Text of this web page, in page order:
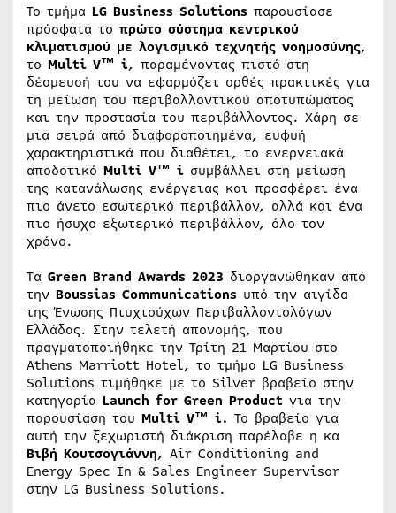
Το τμήμα LG Business Solutions παρουσίασε
πρόσφατα το πρώτο σύστημα κεντρικού
κλιματισμού με λογισμικό τεχνητής νοημοσύνης,
το Multi V™ i, παραμένοντας πιστό στη
δέσμευσή του να εφαρμόζει ορθές πρακτικές για
τη μείωση του περιβαλλοντικού αποτυπώματος
και την προστασία του περιβάλλοντος. Χάρη σε
μια σειρά από διαφοροποιημένα, ευφυή
χαρακτηριστικά που διαθέτει, το ενεργειακά
αποδοτικό Multi V™ i συμβάλλει στη μείωση
της κατανάλωσης ενέργειας και προσφέρει ένα
πιο άνετο εσωτερικό περιβάλλον, αλλά και ένα
πιο ήσυχο εξωτερικό περιβάλλον, όλο τον
χρόνο.
Τα Green Brand Awards 2023 διοργανώθηκαν από
την Boussias Communications υπό την αιγίδα
της Ένωσης Πτυχιούχων Περιβαλλοντολόγων
Ελλάδας. Στην τελετή απονομής, που
πραγματοποιήθηκε την Τρίτη 21 Μαρτίου στο
Athens Marriott Hotel, το τμήμα LG Business
Solutions τιμήθηκε με το Silver βραβείο στην
κατηγορία Launch for Green Product για την
παρουσίαση του Multi V™ i. Το βραβείο για
αυτή την ξεχωριστή διάκριση παρέλαβε η κα
Βιβή Κουτσογιάννη, Air Conditioning and
Energy Spec In & Sales Engineer Supervisor
στην LG Business Solutions.